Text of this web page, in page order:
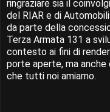
ringraziare sia il
del RIAR e di
da parte della
Terza Armata 131 a
contesto ai fini di
porte aperte, ma
che tutti noi amiamo.